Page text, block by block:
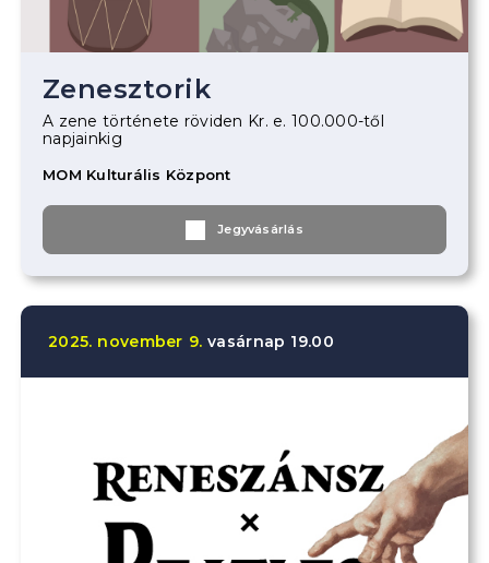
Zenesztorik
A zene története röviden Kr. e. 100.000-től
napjainkig
MOM Kulturális Központ
Jegyvásárlás
2025. november 9. vasárnap 19.00